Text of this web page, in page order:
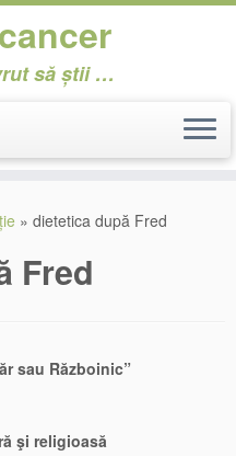
să știi …
» dietetica după Fred
Fred
sau Războinic”
şi religioasă